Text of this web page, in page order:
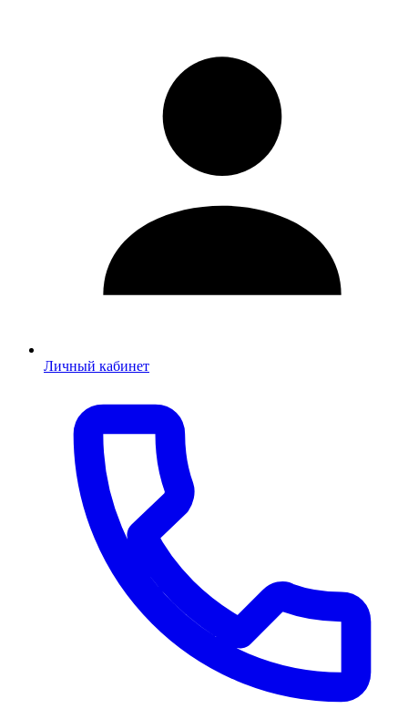
Личный кабинет